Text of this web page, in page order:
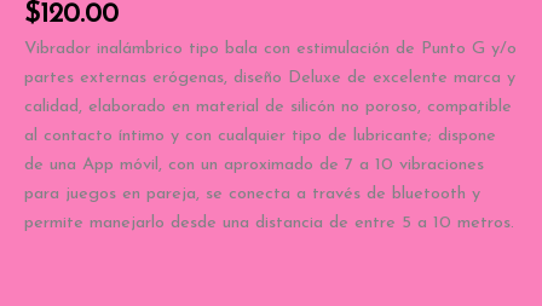
$ 120.00
Vibrador inalámbrico tipo bala con estimulación de Punto G y/o
partes externas erógenas, diseño Deluxe de excelente marca y
calidad, elaborado en material de silicón no poroso, compatible
al contacto íntimo y con cualquier tipo de lubricante; dispone
de una App móvil, con un aproximado de 7 a 10 vibraciones
para juegos en pareja, se conecta a través de bluetooth y
permite manejarlo desde una distancia de entre 5 a 10 metros.